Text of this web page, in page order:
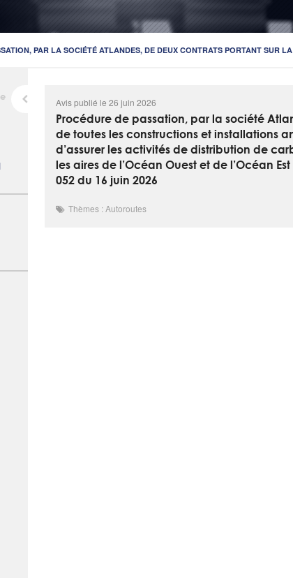
PAR LA SOCIÉTÉ ATLANDES, DE DEUX CONTRATS PORTANT SUR
Avis publié le 26 juin 2026
Procédure de passation, par la société
de toutes les constructions et installations
d’assurer les activités de distribution de
les aires de l’Océan Ouest et de l’Océan
052 du 16 juin 2026
Thèmes : Autoroutes